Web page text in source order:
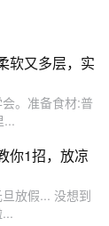
吃#学会快去
#抖音美食推荐官
软又多层，实
。准备食材:普
...
你1招，放凉
放假... 没想到